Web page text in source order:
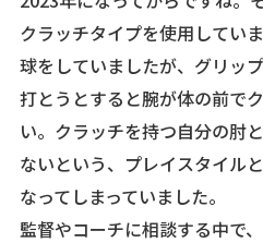
クラッチタイプを使用してい
球をしていましたが、グリッ
打とうとすると腕が体の前で
い。クラッチを持つ自分の肘
ないという、プレイスタイル
なってしまっていました。
監督やコーチに相談する中で